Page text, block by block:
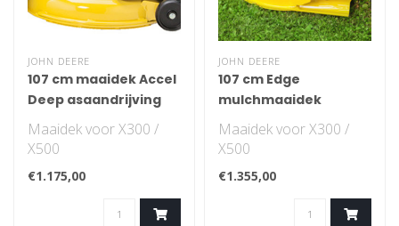
JOHN DEERE
107 cm maaidek Accel
Deep asaandrijving
Maaidek voor X300 /
X500
€1.175,00
JOHN DEERE
107 cm Edge
mulchmaaidek
Maaidek voor X300 /
X500
€1.355,00